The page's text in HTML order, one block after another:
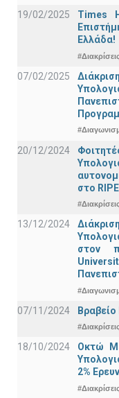
19/02/2025
Times
Ελλάδα!
#Διακρίσεις
07/02/2025
20/12/2024
στο
#Διακρίσεις
13/12/2024
στον
07/11/2024
#Διακρίσεις
18/10/2024
Οκτώ
2%
#Διακρίσεις